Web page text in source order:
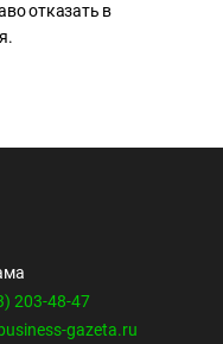
отказать в
203-48-47
gazeta.ru